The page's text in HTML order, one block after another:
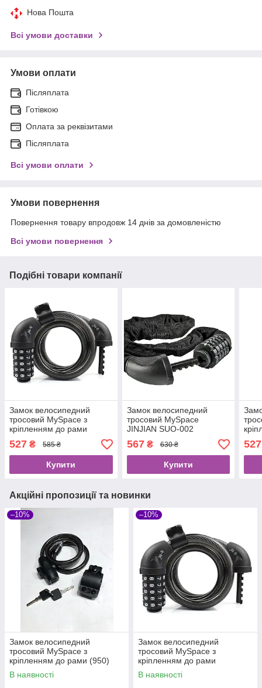
Нова Пошта
Всі умови доставки
Умови оплати
Післяплата
Готівкою
Оплата за реквізитами
Післяплата
Всі умови оплати
Умови повернення
Повернення товару впродовж 14 днів за домовленістю
Всі умови повернення
Подібні товари компанії
Замок велосипедний
тросовий MySpace з
кріпленням до рами
527 ₴ 585 ₴
Купити
Замок велосипедний
тросовий MySpace
JINJIAN SUO-002
(12x1200) Кодовий 5
значок
567₴ 630 ₴
Купити
527
Акційні пропозиції та новинки
–10%
Замок велосипедний
тросовий MySpace з
кріпленням до рами (950)
В наявності
–10%
Замок велосипедний
тросовий MySpace з
кріпленням до рами
В наявності